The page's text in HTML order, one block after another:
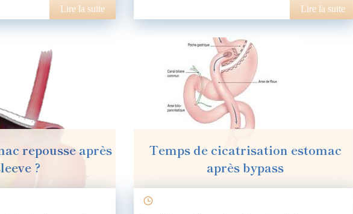
Lire la suite Lire la suite
repousse après
?
Temps de cicatrisation estomac
après bypass